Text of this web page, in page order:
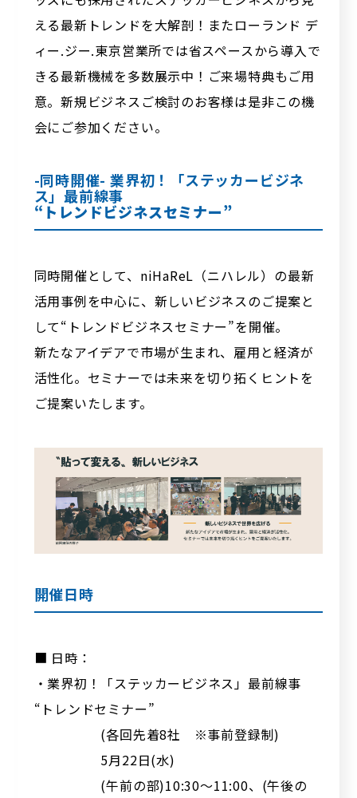
える最新トレンドを大解剖！またローランド デ
ィー.ジー.東京営業所では省スペースから導入で
きる最新機械を多数展示中！ご来場特典もご用
意。新規ビジネスご検討のお客様は是非この機
会にご参加ください。
-同時開催- 業界初！「ステッカービジネ
ス」最前線事
“トレンドビジネスセミナー”
同時開催として、niHaReL（ニハレル）の最新
活用事例を中心に、新しいビジネスのご提案と
して“トレンドビジネスセミナー”を開催。
新たなアイデアで市場が生まれ、雇用と経済が
活性化。セミナーでは未来を切り拓くヒントを
ご提案いたします。
開催日時
■ 日時：
・業界初！「ステッカービジネス」最前線事
“トレンドセミナー”
(各回先着8社 ※事前登録制)
5月22日(水)
(午前の部)10:30～11:00、(午後の